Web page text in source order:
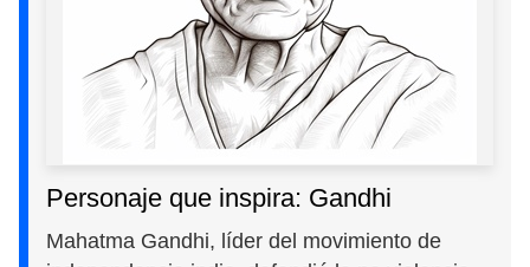
Personaje que inspira: Gandhi
Mahatma Gandhi, líder del movimiento de